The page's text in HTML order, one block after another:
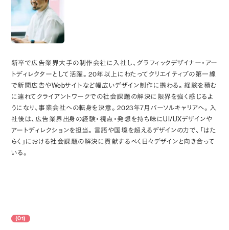
新卒で広告業界大手の制作会社に入社し、グラフィックデザイナー・アー
トディレクターとして活躍。20年以上にわたってクリエイティブの第一線
で新聞広告やWebサイトなど幅広いデザイン制作に携わる。経験を積む
に連れてクライアントワークでの社会課題の解決に限界を強く感じるよ
うになり、事業会社への転身を決意。2023年7月パーソルキャリアへ。入
社後は、広告業界出身の経験・視点・発想を持ち味にUI/UXデザインや
アートディレクションを担当。言語や国境を超えるデザインの力で、「はた
らく」における社会課題の解決に貢献するべく日々デザインと向き合って
いる。
(01)